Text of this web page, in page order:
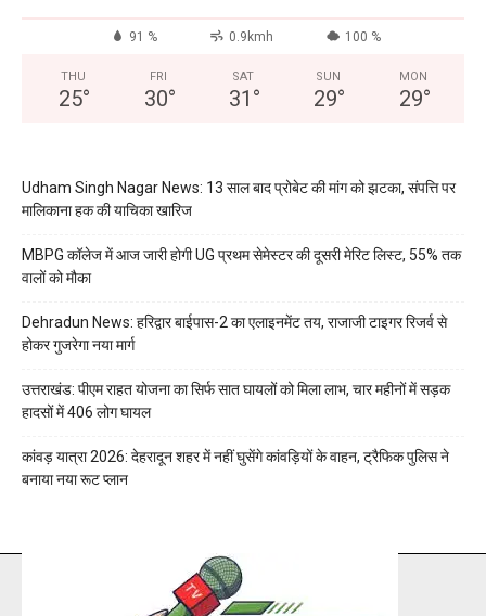
91 % 0.9kmh 100 %
THU
25°
FRI
30°
SAT
31 °
SUN
29°
MON
29°
Udham Singh Nagar News: 13 साल बाद प्रोबेट की मांग को झटका, संपत्ति पर
मालिकाना हक की याचिका खारिज
MBPG कॉलेज में आज जारी होगी UG प्रथम सेमेस्टर की दूसरी मेरिट लिस्ट, 55% तक
वालों को मौका
Dehradun News: हरिद्वार बाईपास-2 का एलाइनमेंट तय, राजाजी टाइगर रिजर्व से
होकर गुजरेगा नया मार्ग
उत्तराखंड: पीएम राहत योजना का सिर्फ सात घायलों को मिला लाभ, चार महीनों में सड़क
हादसों में 406 लोग घायल
कांवड़ यात्रा 2026: देहरादून शहर में नहीं घुसेंगे कांवड़ियों के वाहन, ट्रैफिक पुलिस ने
बनाया नया रूट प्लान